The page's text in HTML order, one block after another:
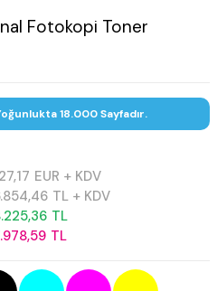
Fotokopi Toner
18.000 Sayfadır.
EUR + KDV
TL + KDV
TL
TL